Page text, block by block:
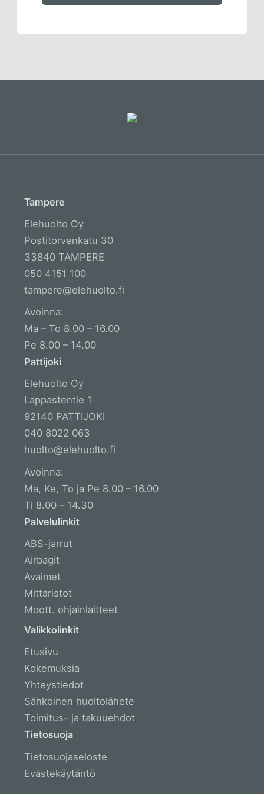
Tampere
Elehuolto Oy
Postitorvenkatu 30
33840 TAMPERE
050 4151 100
tampere@elehuolto.fi
Avoinna:
Ma – To 8.00 – 16.00
Pe 8.00 – 14.00
Pattijoki
Elehuolto Oy
Lappastentie 1
92140 PATTIJOKI
040 8022 063
huolto@elehuolto.fi
Avoinna:
Ma, Ke, To ja Pe 8.00 – 16.00
Ti 8.00 – 14.30
Palvelulinkit
ABS-jarrut
Airbagit
Avaimet
Mittaristot
Moott. ohjainlaitteet
Muut ohjausyksiköt
Raskas kalusto
Virtalukot ja rattilukot
Valikkolinkit
Etusivu
Kokemuksia
Yhteystiedot
Sähköinen huoltolähete
Toimitus- ja takuuehdot
Tietosuoja
Tietosuojaseloste
Evästekäytäntö